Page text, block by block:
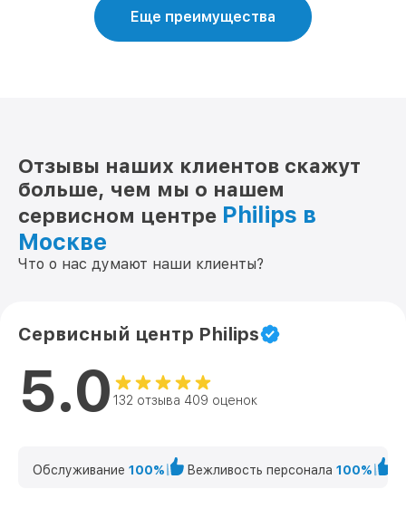
Еще преимущества
Отзывы наших клиентов скажут
больше, чем мы о нашем
сервисном центре Philips в
Москве
Что о нас думают наши клиенты?
Сервисный центр Philips
5.0 132 отзыва 409 оценок
Обслуживание 100% Вежливость персонала 100%